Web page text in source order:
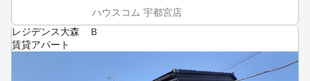
ハウスコム 宇都宮店
レジデンス大森 Ｂ
賃貸アパート